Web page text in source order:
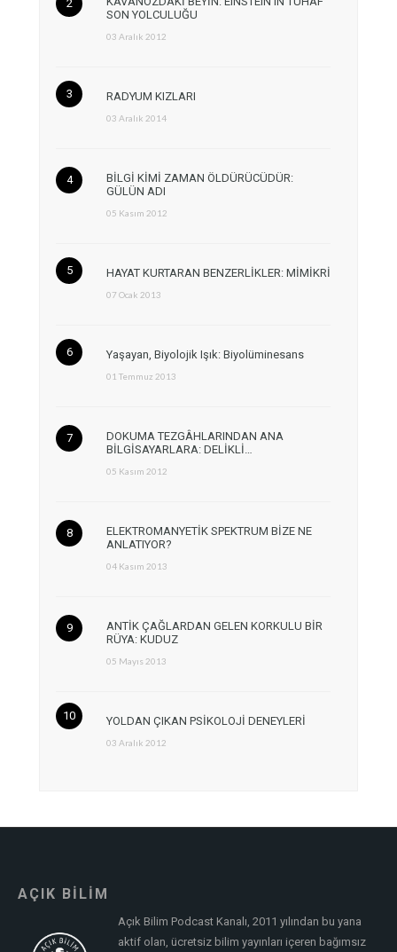
SON YOLCULUĞU
03 Aralık 2012
RADYUM KIZLARI
03 Aralık 2014
BİLGİ KİMİ ZAMAN ÖLDÜRÜCÜDÜR:
GÜLÜN ADI
05 Kasım 2012
HAYAT KURTARAN BENZERLİKLER: MİMİKRİ
07 Ocak 2013
Yaşayan, Biyolojik Işık: Biyolüminesans
01 Temmuz 2013
DOKUMA TEZGÂHLARINDAN ANA
BİLGİSAYARLARA: DELİKLİ…
05 Kasım 2012
ELEKTROMANYETİK SPEKTRUM BİZE NE
ANLATIYOR?
04 Kasım 2013
ANTİK ÇAĞLARDAN GELEN KORKULU BİR
RÜYA: KUDUZ
05 Mayıs 2013
YOLDAN ÇIKAN PSİKOLOJİ DENEYLERİ
03 Aralık 2012
AÇIK BİLİM
Açık Bilim Podcast Kanalı, 2011 yılından bu yana
aktif olan, ücretsiz bilim yayınları içeren bağımsız